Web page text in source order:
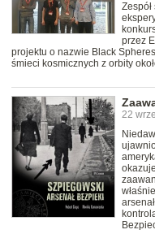
przez
projektu o nazwie Black
śmieci kosmicznych z orbity
22